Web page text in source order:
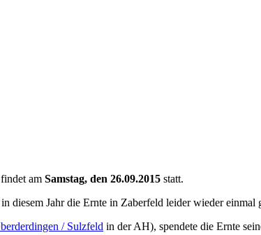
am Samstag, den 26.09.2015 statt.
diesem Jahr die Ernte in Zaberfeld leider wieder einmal
/ Sulzfeld in der AH), spendete die Ernte